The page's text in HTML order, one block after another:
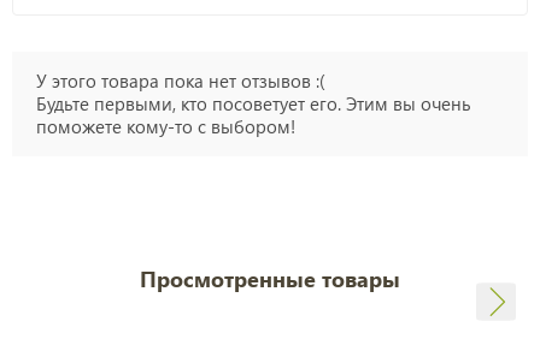
У этого товара пока нет отзывов :(
Будьте первыми, кто посоветует его. Этим вы очень
поможете кому-то с выбором!
Просмотренные товары